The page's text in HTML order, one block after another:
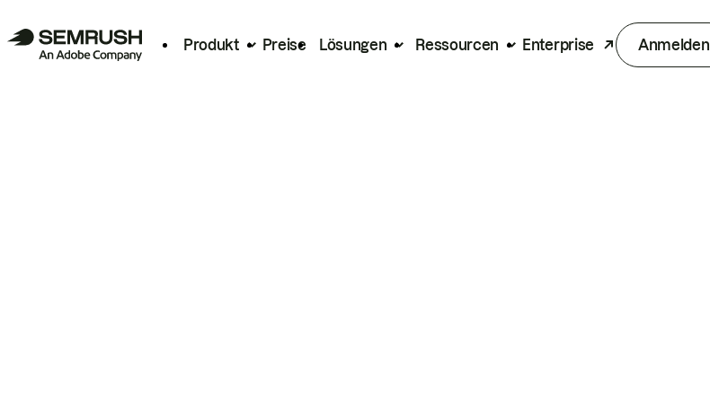
Produkt Preise Lösungen Ressourcen Enterprise Anmelden